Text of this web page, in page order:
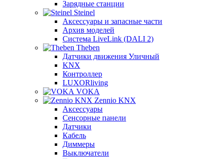
Зарядные станции
Steinel
Аксессуары и запасные части
Архив моделей
Система LiveLink (DALI 2)
Theben
Датчики движения Уличный
KNX
Контроллер
LUXORliving
VOKA
Zennio KNX
Аксессуары
Сенсорные панели
Датчики
Кабель
Диммеры
Выключатели